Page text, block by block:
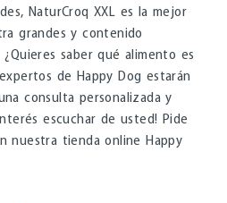
NaturCroq XXL es la mejor
grandes y contenido
saber qué alimento es
de Happy Dog estarán
consulta personalizada y
escuchar de usted! Pide
nuestra tienda online Happy